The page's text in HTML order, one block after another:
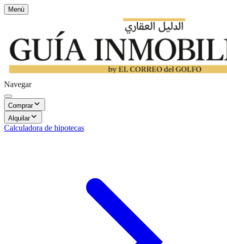
Menú
Navegar
Comprar
Alquilar
Calculadora de hipotecas